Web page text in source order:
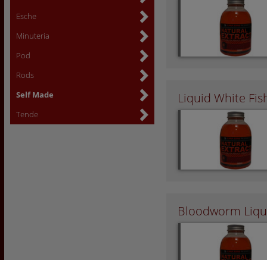
Esche
Minuteria
Pod
Rods
Self Made
Tende
Liquid White
Bloodworm